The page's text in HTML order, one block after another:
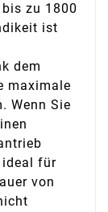
zu 1800
ist
dem
maximale
Wenn Sie
ideal für
von